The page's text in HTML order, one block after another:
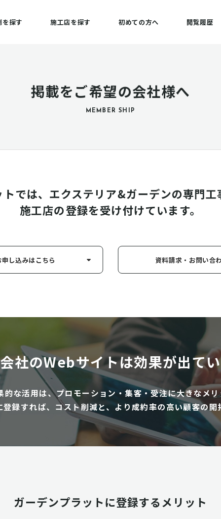
を探す 施工店を探す 初めての方へ 閲覧履歴
掲載をご希望の会社様へ
MEMBER SHIP
では、エクステリア&ガーデンの専門工
施工店の登録を受け付けています。
し込みはこちら 資料請求・お問い合
社のWebサイトは効果が出て
な活用は、プロモーション・集客・受注に大きなメ
録すれば、コスト削減と、より成約率の高い顧客の開
ガーデンプラットに登録するメリット